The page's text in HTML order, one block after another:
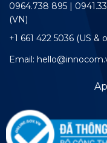
0964.738 895 |
(VN)
+1 661 422 5036 (US &
Email: